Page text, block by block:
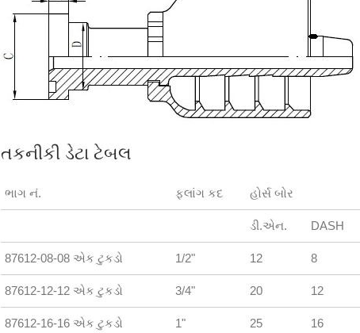
તકનીકી ડેટા ટેબલ
ભાગ નં. ફ્લાંગ કદ હોર્સ બોર
ડી.એન. DASH
87612-08-08 એક ટુકડો 1/2" 12 8
87612-12-12 એક ટુકડો 3/4" 20 12
87612-16-16 એક ટુકડો 1" 25 16